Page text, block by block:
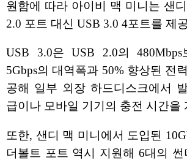
원함에 따라 아이비 맥 미니는 샌
2.0 포트 대신 USB 3.0 4포트를 제
USB 3.0은 USB 2.0의
5Gbps의 대역폭과 50% 향상된 전
공해 일부 외장 하드디스크에서
급이나 모바일 기기의 충전 시간을
또한, 샌디 맥 미니에서 도입된
더볼트 포트 역시 지원해 6대의 썬